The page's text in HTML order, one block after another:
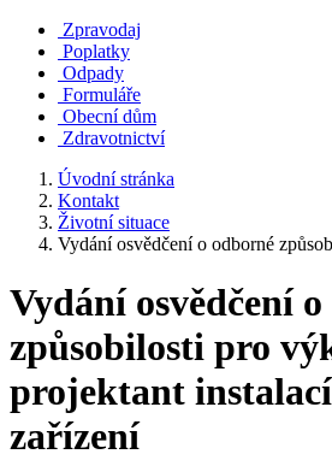
Zpravodaj
Poplatky
Odpady
Formuláře
Obecní dům
Zdravotnictví
Úvodní stránka
Kontakt
Životní situace
Vydání osvědčení o odborné
Vydání osvědčení
způsobilosti pro
projektant
zařízení